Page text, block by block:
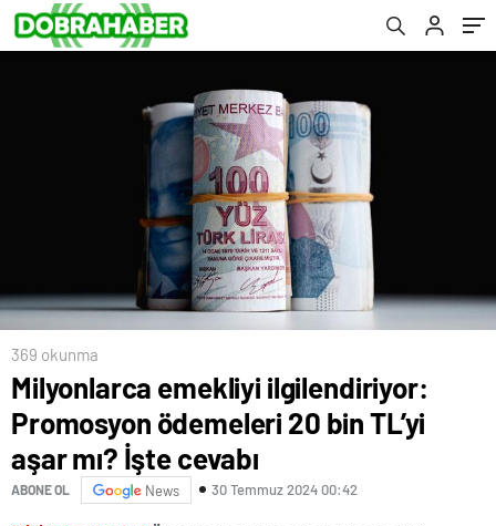
İşte cevabı
369 okunma
Milyonlarca emekliyi ilgilendiriyor:
Promosyon ödemeleri 20 bin TL’yi
aşar mı? İşte cevabı
ABONE OL News 30 Temmuz 2024 00:42